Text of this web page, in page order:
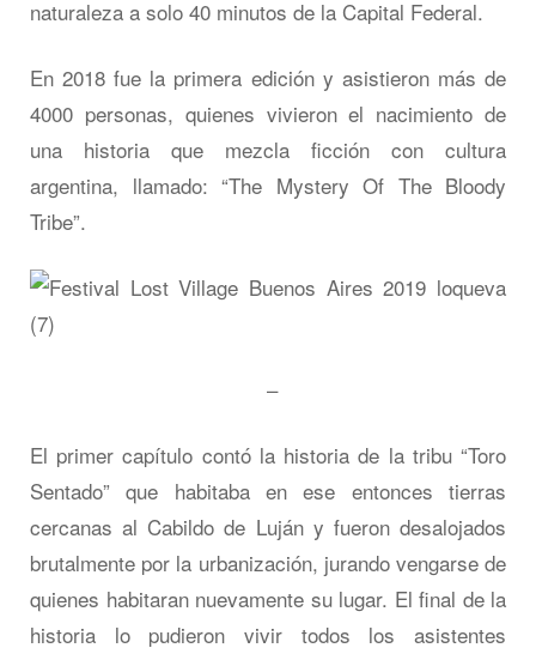
naturaleza a solo 40 minutos de la Capital Federal.
En 2018 fue la primera edición y asistieron más de
4000 personas, quienes vivieron el nacimiento de
una historia que mezcla ficción con cultura
argentina, llamado: “The Mystery Of The Bloody
Tribe”.
–
El primer capítulo contó la historia de la tribu “Toro
Sentado” que habitaba en ese entonces tierras
cercanas al Cabildo de Luján y fueron desalojados
brutalmente por la urbanización, jurando vengarse de
quienes habitaran nuevamente su lugar. El final de la
historia lo pudieron vivir todos los asistentes